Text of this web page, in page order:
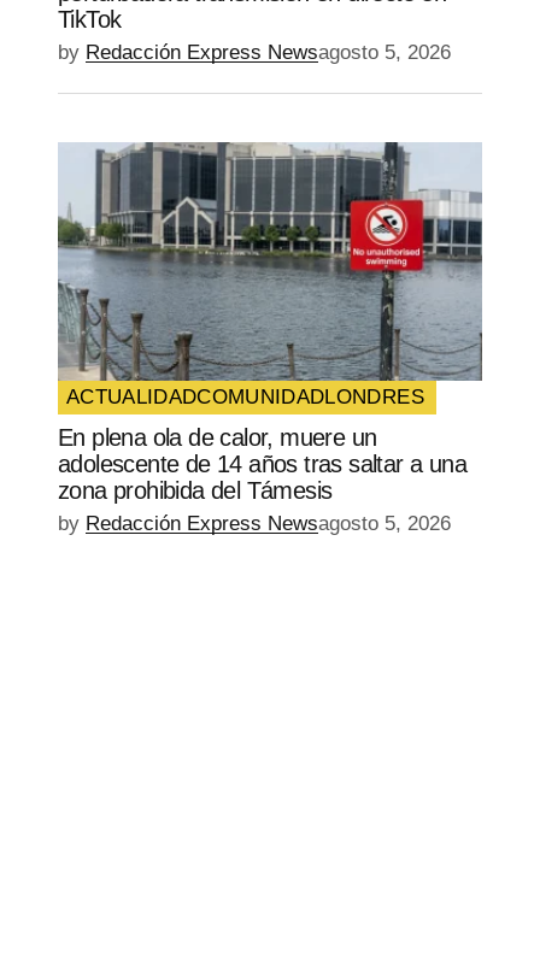
TikTok
by Redacción Express Newsagosto 5, 2026
ACTUALIDADCOMUNIDADLONDRES
En plena ola de calor, muere un
adolescente de 14 años tras saltar a una
zona prohibida del Támesis
by Redacción Express Newsagosto 5, 2026